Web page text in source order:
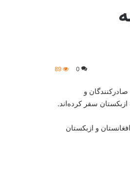
0
89
نفری متشکل از تاجران، صادرکنندگان و
سفر کرده‌اند.
و ازبکستان